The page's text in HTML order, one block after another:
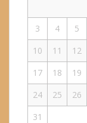
3
4 5
10
11 12
17
18 19
24
25 26
31